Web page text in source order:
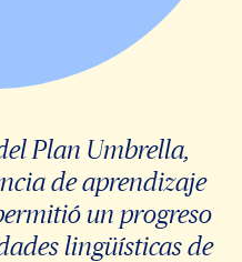
Plan Umbrella,
de aprendizaje
un progreso
lingüísticas de